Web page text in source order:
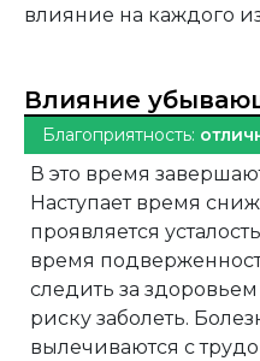
влияние на каждого
Влияние
Благоприятность:
В это время
Наступает время
проявляется
время
следить за
риску заболеть.
вылечиваются с